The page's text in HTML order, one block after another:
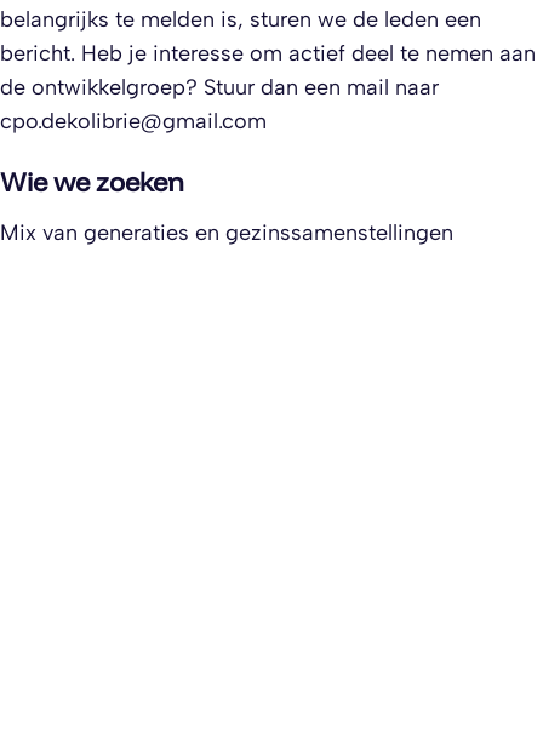
belangrijks te melden is, sturen we de leden een
bericht. Heb je interesse om actief deel te nemen aan
de ontwikkelgroep? Stuur dan een mail naar
cpo.dekolibrie@gmail.com
Wie we zoeken
Mix van generaties en gezinssamenstellingen